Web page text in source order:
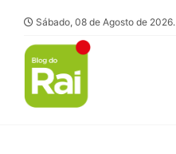
Sábado, 08 de Agosto de 2026.